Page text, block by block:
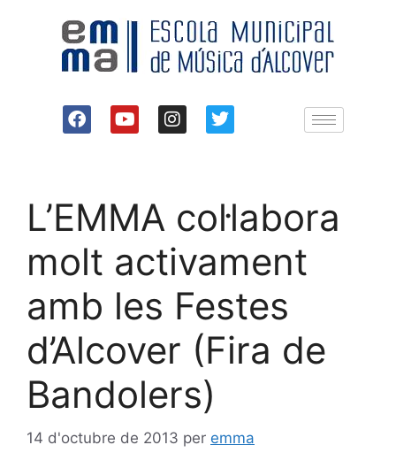
L’EMMA col·labora
molt activament
amb les Festes
d’Alcover (Fira de
Bandolers)
14 d'octubre de 2013 per emma